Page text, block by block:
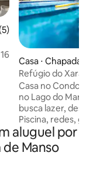
uma avaliação média
Casa ⋅ Chapada
Refúgio do
Casa no
no Lago do
busca lazer,
Piscina, redes,
churrasqueira e
reunir todos.
para fogueira,
aluguel por
Manso